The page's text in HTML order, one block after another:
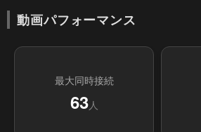
動画パフォーマンス
最大同時接続
63人